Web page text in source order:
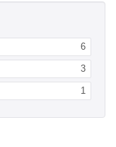
6
3
1